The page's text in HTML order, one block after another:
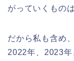
がっていくもの
だから私も含め
2022年、2023